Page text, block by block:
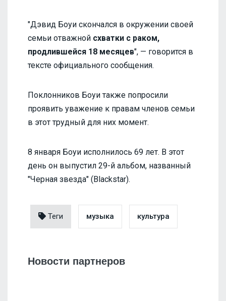
"Дэвид Боуи скончался в окружении своей
семьи отважной схватки с раком,
продлившейся 18 месяцев", — говорится в
тексте официального сообщения.
Поклонников Боуи также попросили
проявить уважение к правам членов семьи
в этот трудный для них момент.
8 января Боуи исполнилось 69 лет. В этот
день он выпустил 29-й альбом, названный
"Черная звезда" (Blackstar).
Теги музыка культура
Новости партнеров